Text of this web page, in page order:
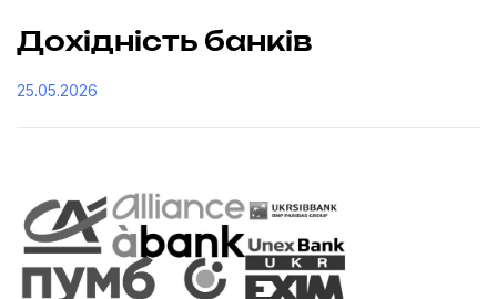
Дохідність банків
25.05.2026